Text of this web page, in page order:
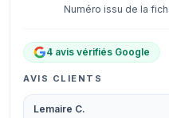
Numéro issu de la
4 avis vérifiés Google
AVIS CLIENTS
Lemaire C.